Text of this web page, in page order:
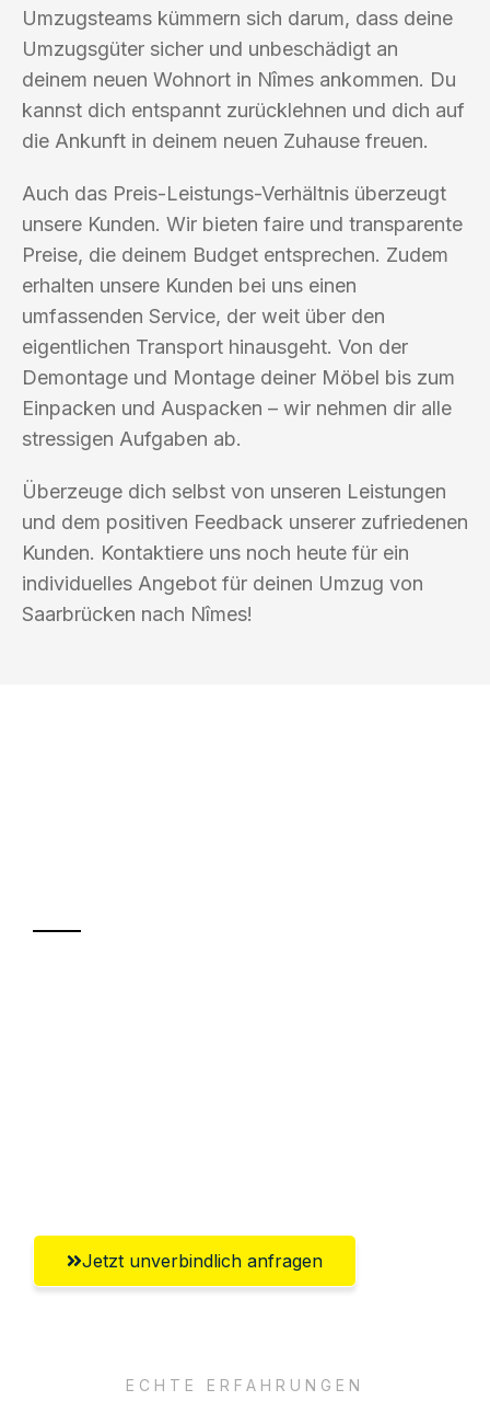
Umzugsteams kümmern sich darum, dass deine
Umzugsgüter sicher und unbeschädigt an
deinem neuen Wohnort in Nîmes ankommen. Du
kannst dich entspannt zurücklehnen und dich auf
die Ankunft in deinem neuen Zuhause freuen.
Auch das Preis-Leistungs-Verhältnis überzeugt
unsere Kunden. Wir bieten faire und transparente
Preise, die deinem Budget entsprechen. Zudem
erhalten unsere Kunden bei uns einen
umfassenden Service, der weit über den
eigentlichen Transport hinausgeht. Von der
Demontage und Montage deiner Möbel bis zum
Einpacken und Auspacken – wir nehmen dir alle
stressigen Aufgaben ab.
Überzeuge dich selbst von unseren Leistungen
und dem positiven Feedback unserer zufriedenen
Kunden. Kontaktiere uns noch heute für ein
individuelles Angebot für deinen Umzug von
Saarbrücken nach Nîmes!
Jetzt unverbindlich anfragen
ECHTE ERFAHRUNGEN